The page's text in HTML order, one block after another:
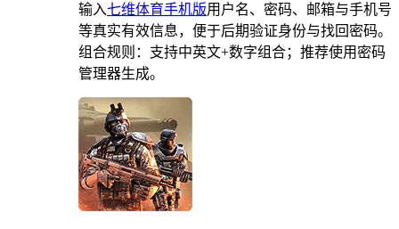
输入七维体育手机版用户名、密码、邮箱与手机号
等真实有效信息，便于后期验证身份与找回密码。
组合规则：支持中英文+数字组合；推荐使用密码
管理器生成。